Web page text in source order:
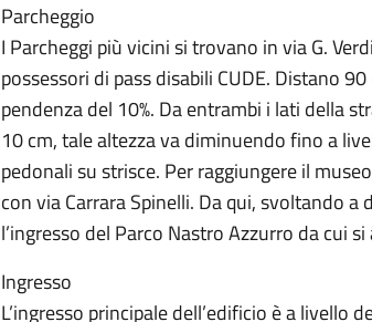
Parcheggio
I Parcheggi più vicini si trovano in via G.
possessori di pass disabili CUDE. Distano
pendenza del 10%. Da entrambi i lati della
10 cm, tale altezza va diminuendo fino a
pedonali su strisce. Per raggiungere il
con via Carrara Spinelli. Da qui, svoltando
l’ingresso del Parco Nastro Azzurro da cui
Ingresso
L’ingresso principale dell’edificio è a